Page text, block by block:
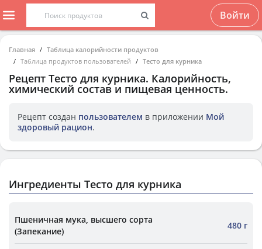
Войти
Главная
Таблица калорийности продуктов
Таблица продуктов пользователей
Тесто для курника
Рецепт Тесто для курника. Калорийность,
химический состав и пищевая ценность.
Рецепт создан пользователем в приложении Мой
здоровый рацион.
Ингредиенты Тесто для курника
Пшеничная мука, высшего сорта
(Запекание)
480 г